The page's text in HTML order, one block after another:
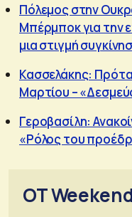
Πόλεμος στην
Μπέρμποκ για την
μια στιγμή
Κασσελάκης:
Μαρτίου –
Γεροβασίλη:
«Ρόλος του
OT